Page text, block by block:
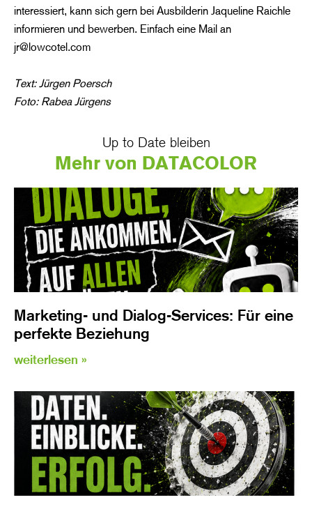
interessiert, kann sich gern bei Ausbilderin Jaqueline Raichle
informieren und bewerben. Einfach eine Mail an
jr@lowcotel.com
Text: Jürgen Poersch
Foto: Rabea Jürgens
Up to Date bleiben
Mehr von DATACOLOR
Marketing- und Dialog-Services: Für eine
perfekte Beziehung
weiterlesen »